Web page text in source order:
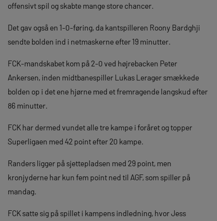
offensivt spil og skabte mange store chancer.
Det gav også en 1-0-føring, da kantspilleren Roony Bardghji
sendte bolden ind i netmaskerne efter 19 minutter.
FCK-mandskabet kom på 2-0 ved højrebacken Peter
Ankersen, inden midtbanespiller Lukas Lerager smækkede
bolden op i det ene hjørne med et fremragende langskud efter
86 minutter.
FCK har dermed vundet alle tre kampe i foråret og topper
Superligaen med 42 point efter 20 kampe.
Randers ligger på sjettepladsen med 29 point, men
kronjyderne har kun fem point ned til AGF, som spiller på
mandag.
FCK satte sig på spillet i kampens indledning, hvor Jess